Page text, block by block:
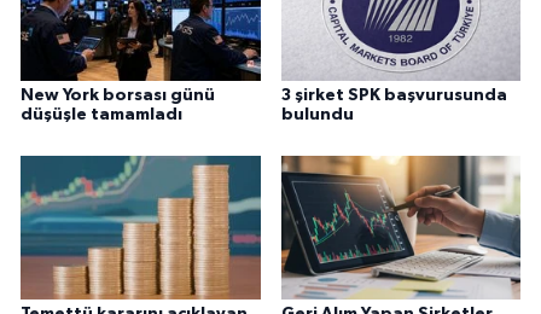
New York borsası günü
düşüşle tamamladı
3 şirket SPK başvurusunda
bulundu